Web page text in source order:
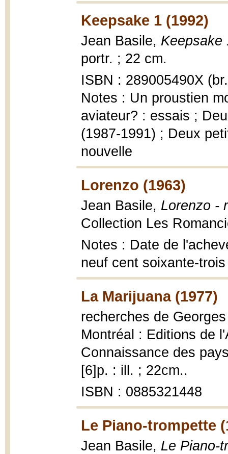
Keepsake 1 (1992)
Jean Basile, Keepsake
portr. ; 22 cm.
ISBN : 289005490X
Notes : Un proustien
aviateur? : essais ;
(1987-1991) ; Deux
nouvelle
Lorenzo (1963)
Jean Basile, Lorenzo -
Collection Les
Notes : Date de
neuf cent soixante-trois
La Marijuana (1977)
recherches de
Montréal : Editions de
Connaissance des
[6]p. : ill. ; 22cm..
ISBN : 0885321448
Le Piano-trompette
Jean Basile, Le Piano-